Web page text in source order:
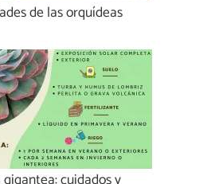
de las orquídeas